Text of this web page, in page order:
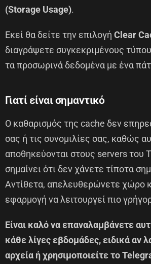
(Storage Usage).
Εκεί θα δείτε την επιλογή Clear
διαγράψετε συγκεκριμένους
τα προσωρινά δεδομένα με ένα
Γιατί είναι σημαντικό
Ο καθαρισμός της cache δεν
σας ή τις συνομιλίες σας, καθώς
αποθηκεύονται στους servers του
σημαίνει ότι δεν χάνετε τίποτα
Αντίθετα, απελευθερώνετε χώρο
εφαρμογή να λειτουργεί πιο
Είναι καλό να επαναλαμβάνετε
κάθε λίγες εβδομάδες, ειδικά αν
αρχεία ή χρησιμοποιείτε το